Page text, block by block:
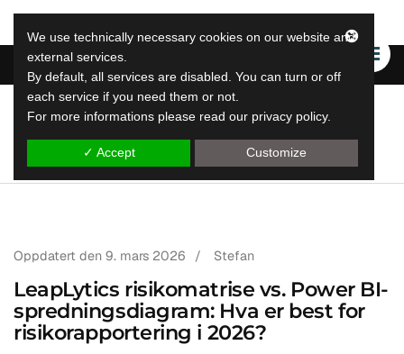
LeapLytics
Leap Reporting Solutions
Oppdatert den 9. mars 2026 / Stefan
LeapLytics risikomatrise vs. Power BI-
spredningsdiagram: Hva er best for
risikorapportering i 2026?
We use technically necessary cookies on our website and
external services.
By default, all services are disabled. You can turn or off
each service if you need them or not.
For more informations please read our privacy policy.
✓ Accept Customize